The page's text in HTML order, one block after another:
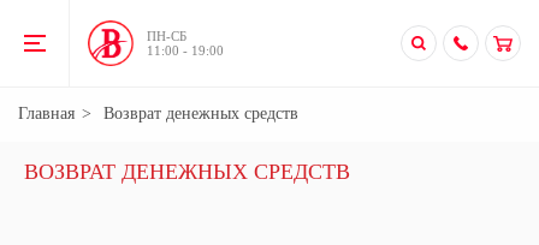
ПН-CБ
11:00 - 19:00
Главная Возврат денежных средств
ВОЗВРАТ ДЕНЕЖНЫХ СРЕДСТВ